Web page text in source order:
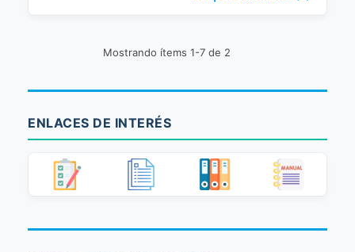
Mostrando ítems 1-7 de 2
ENLACES DE INTERÉS